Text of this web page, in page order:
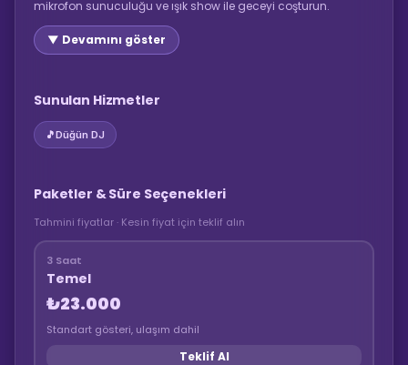
mikrofon sunuculuğu ve ışık show ile geceyi coşturun.
▼ Devamını göster
Sunulan Hizmetler
🎵Düğün DJ
Paketler & Süre Seçenekleri
Tahmini fiyatlar · Kesin fiyat için teklif alın
3 Saat
Temel
₺23.000
Standart gösteri, ulaşım dahil
Teklif Al